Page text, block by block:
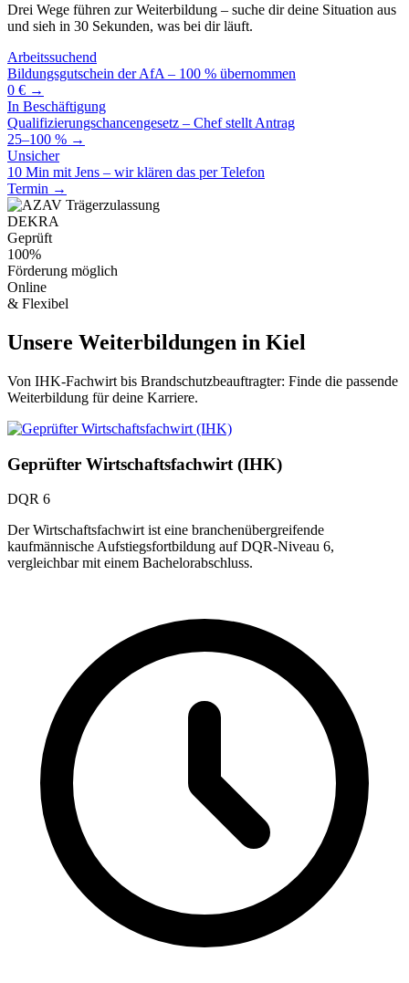
Drei Wege führen zur Weiterbildung – suche dir deine Situation aus
und sieh in 30 Sekunden, was bei dir läuft.
Arbeitssuchend
Bildungsgutschein der AfA – 100 % übernommen
0 € →
In Beschäftigung
Qualifizierungschancengesetz – Chef stellt Antrag
25–100 % →
Unsicher
10 Min mit Jens – wir klären das per Telefon
Termin →
DEKRA
Geprüft
100%
Förderung möglich
Online
& Flexibel
Unsere Weiterbildungen in Kiel
Von IHK-Fachwirt bis Brandschutzbeauftragter: Finde die passende
Weiterbildung für deine Karriere.
Geprüfter Wirtschaftsfachwirt (IHK)
DQR 6
Der Wirtschaftsfachwirt ist eine branchenübergreifende
kaufmännische Aufstiegsfortbildung auf DQR-Niveau 6,
vergleichbar mit einem Bachelorabschluss.